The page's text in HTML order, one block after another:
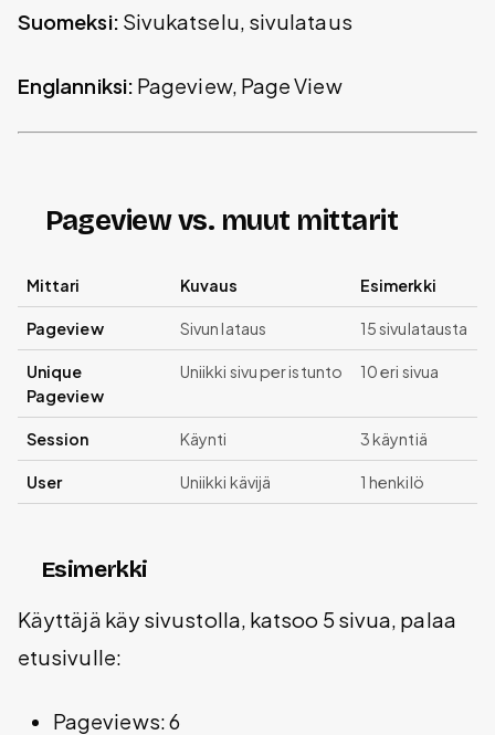
Suomeksi: Sivukatselu, sivulataus
Englanniksi: Pageview, Page View
Pageview vs. muut mittarit
Mittari Kuvaus Esimerkki
Pageview Sivun lataus 15 sivulatausta
Unique
Pageview
Uniikki sivu per istunto 10 eri sivua
Session Käynti 3 käyntiä
User Uniikki kävijä 1 henkilö
Esimerkki
Käyttäjä käy sivustolla, katsoo 5 sivua, palaa
etusivulle:
Pageviews: 6